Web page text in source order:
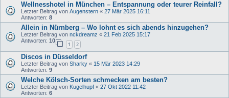
Wellnesshotel in München – Entspannung oder teurer Reinfall?
Letzter Beitrag von Augenstern « 27 Mär 2025 16:11
Antworten: 8
Allein in Nürnberg – Wo lohnt es sich abends hinzugehen?
Letzter Beitrag von nckdreamz « 21 Feb 2025 15:17
Antworten: 10
1 2
Discos in Düsseldorf
Letzter Beitrag von Sharky « 15 Mär 2023 14:29
Antworten: 9
Welche Kölsch-Sorten schmecken am besten?
Letzter Beitrag von Kugelhupf « 27 Okt 2022 11:42
Antworten: 6